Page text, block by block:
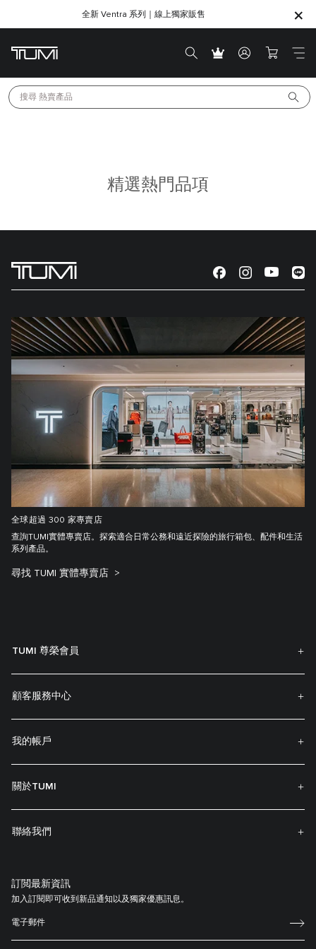
SHOP GIFTS
SHOP GIFTS
全新 Ventra 系列｜線上獨家販售
搜尋 熱賣產品
精選熱門品項
全球超過 300 家專賣店
查詢TUMI實體專賣店。探索適合日常公務和遠近探險的旅行箱包、配件和生活
系列產品。
尋找 TUMI 實體專賣店
TUMI 尊榮會員
顧客服務中心
我的帳戶
關於TUMI
聯絡我們
訂閲最新資訊
加入訂閱即可收到新品通知以及獨家優惠訊息。